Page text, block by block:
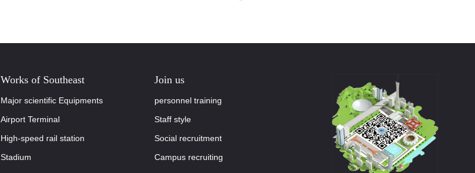
Works of Southeast
Major scientific Equipments
Airport Terminal
High-speed rail station
Stadium
Join us
personnel training
Staff style
Social recruitment
Campus recruiting